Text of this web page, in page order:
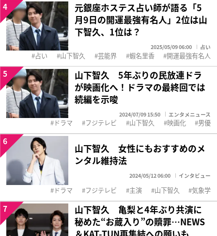
元銀座ホステス占い師が語る「5
月9日の開運最強有名人」2位は山
下智久、1位は？
2025/05/09 06:00 占い
4
占い 山下智久 芸能界 蝦名里香 開運最強有名人
山下智久 5年ぶりの民放連ドラ
が映画化へ！ドラマの最終回では
続編を示唆
2024/07/09 15:50 エンタメニュース
5
ドラマ フジテレビ 山下智久 映画化 男優
山下智久 女性にもおすすめのメ
ンタル維持法
2024/05/12 06:00 インタビュー
6
ドラマ フジテレビ 主演 山下智久 気象学
山下智久 亀梨と4年ぶり共演に
秘めた“お蔵入り”の贖罪…NEWS
7